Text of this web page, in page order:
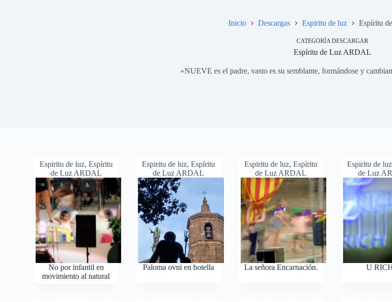
Inicio Descargas Espiritu de luz Espíritu
CATEGORÍA DESCARGAR
Espíritu de Luz ARDAL
«NUEVE es el padre, vasto es su semblante, formándose y
Espiritu de luz, Espíritu
de Luz ARDAL
No por infantil en
movimiento al natural
Espiritu de luz,Espíritu
de Luz ARDAL
Paloma ovni en botella
Espiritu de luz,Espíritu
de Luz ARDAL
La señora Encarnación.
Espiritu de luz
de Luz
U